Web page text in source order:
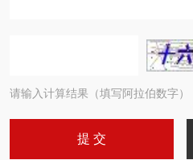
请输入计算结果（填写阿拉伯数字